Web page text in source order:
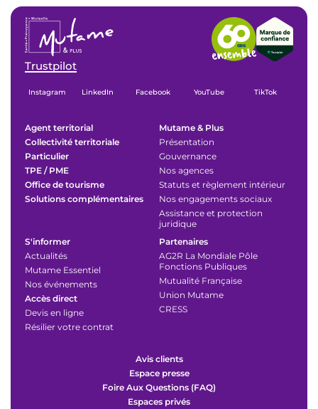
Trustpilot
Instagram LinkedIn Facebook YouTube TikTok
Agent territorial
Collectivité territoriale
Particulier
TPE / PME
Office de tourisme
Solutions complémentaires
Mutame & Plus
Présentation
Gouvernance
Nos agences
Statuts et règlement intérieur
Nos engagements sociaux
Assistance et protection
juridique
S'informer
Actualités
Mutame Essentiel
Nos événements
Accès direct
Devis en ligne
Résilier votre contrat
Partenaires
AG2R La Mondiale Pôle
Fonctions Publiques
Mutualité Française
Union Mutame
CRESS
Avis clients
Espace presse
Foire Aux Questions (FAQ)
Espaces privés